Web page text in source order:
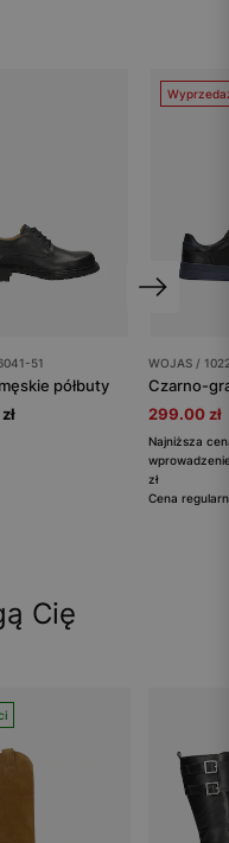
51
półbuty
WOJAS /
299.00 zł
Najniższa
zł
Cena
Cię